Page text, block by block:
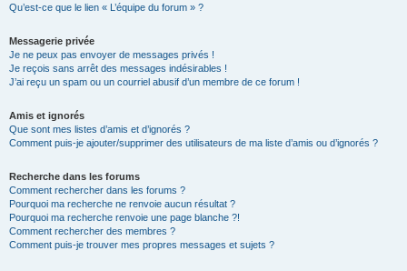
Qu’est-ce que le lien « L’équipe du forum » ?
Messagerie privée
Je ne peux pas envoyer de messages privés !
Je reçois sans arrêt des messages indésirables !
J’ai reçu un spam ou un courriel abusif d’un membre de ce forum !
Amis et ignorés
Que sont mes listes d’amis et d’ignorés ?
Comment puis-je ajouter/supprimer des utilisateurs de ma liste d’amis ou d’ignorés ?
Recherche dans les forums
Comment rechercher dans les forums ?
Pourquoi ma recherche ne renvoie aucun résultat ?
Pourquoi ma recherche renvoie une page blanche ?!
Comment rechercher des membres ?
Comment puis-je trouver mes propres messages et sujets ?